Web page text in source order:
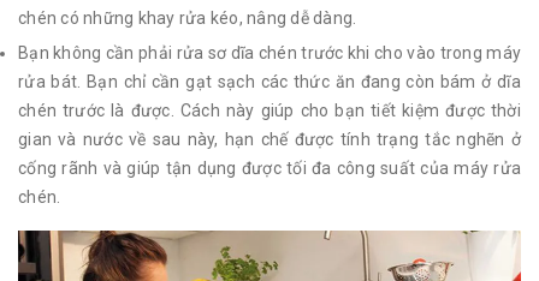
chén có những khay rửa kéo, nâng dễ dàng.
Bạn không cần phải rửa sơ dĩa chén trước khi cho vào trong máy
rửa bát. Bạn chỉ cần gạt sạch các thức ăn đang còn bám ở dĩa
chén trước là được. Cách này giúp cho bạn tiết kiệm được thời
gian và nước về sau này, hạn chế được tính trạng tắc nghẽn ở
cống rãnh và giúp tận dụng được tối đa công suất của máy rửa
chén.